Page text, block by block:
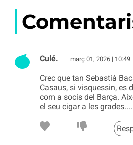
Culé. març 01, 2026 | 10:49
Crec que tan Sebastià
Casaus, si visquessin, es
com a socis del Barça.
el seu cigar a les